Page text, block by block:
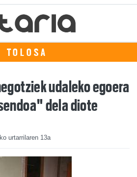
TOLOSA
udaleko egoera
dela diote
urtarrilaren 13a